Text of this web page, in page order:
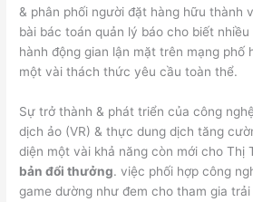
& phân phối người đặt hàng hữu thành
bài bác toán quản lý báo cho biết
hành động gian lận mặt trên mạng phố
một vài thách thức yêu cầu toàn thể.
Sự trở thành & phát triển của công
dịch ảo (VR) & thực dung dịch tăng
diện một vài khả năng còn mới cho Thị
bản đổi thưởng. việc phối hợp công
game dường như đem cho tham gia